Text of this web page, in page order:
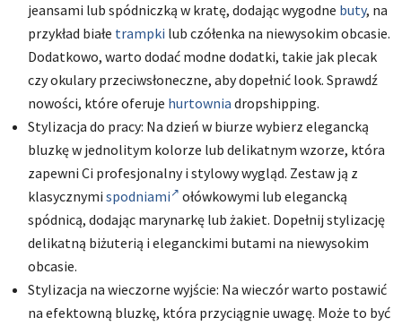
jeansami lub spódniczką w kratę, dodając wygodne buty, na
przykład białe trampki lub czółenka na niewysokim obcasie.
Dodatkowo, warto dodać modne dodatki, takie jak plecak
czy okulary przeciwsłoneczne, aby dopełnić look. Sprawdź
nowości, które oferuje hurtownia dropshipping.
Stylizacja do pracy: Na dzień w biurze wybierz elegancką
bluzkę w jednolitym kolorze lub delikatnym wzorze, która
zapewni Ci profesjonalny i stylowy wygląd. Zestaw ją z
klasycznymi spodniami
ołówkowymi lub elegancką
spódnicą, dodając marynarkę lub żakiet. Dopełnij stylizację
delikatną biżuterią i eleganckimi butami na niewysokim
obcasie.
Stylizacja na wieczorne wyjście: Na wieczór warto postawić
na efektowną bluzkę, która przyciągnie uwagę. Może to być